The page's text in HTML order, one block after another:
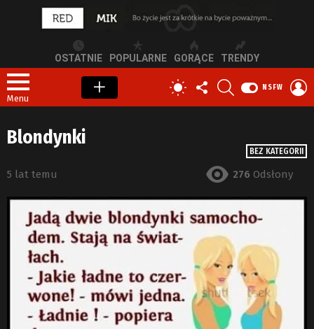
OSTATNIE POPULARNE GORĄCE TRENDY
Menu
PRZEŁĄCZ
SKÓRKĘ
OBSERWUJ
NAS
NSFW
BEZ KATEGORII
Blondynki
5 lat temu 276 Odsłony